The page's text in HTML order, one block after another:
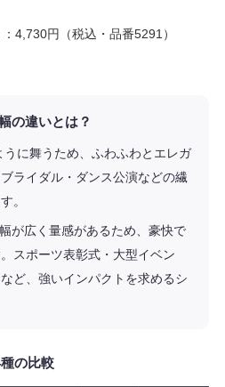
4,730円（税込・品番5291）
の違いとは？
うに舞うため、ふわふわとエレガ
ライダル・ダンス公演などの繊
。
が広く量感があるため、豪快で
スポーツ表彰式・大型イベン
ど、強いインパクトを求めるシ
の比較